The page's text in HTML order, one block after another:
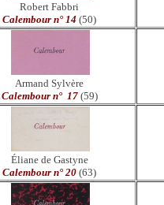
Robert Fabbri
Calembour n° 14 (50)
Armand Sylvère
Calembour n° 17 (59)
Éliane de Gastyne
Calembour n° 20 (63)